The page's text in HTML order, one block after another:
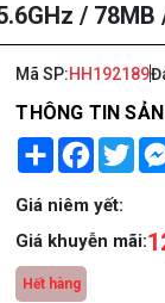
/
Mã SP:HH192189
THÔNG TIN
Share
Giá niêm yết:
Giá khuyễn mãi:
Hết hàng